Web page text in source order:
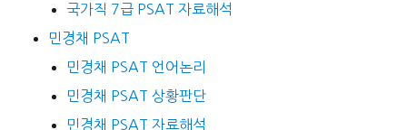
국가직 7급 PSAT 자료해석
민경채 PSAT
민경채 PSAT 언어논리
민경채 PSAT 상황판단
민경채 PSAT 자료해석